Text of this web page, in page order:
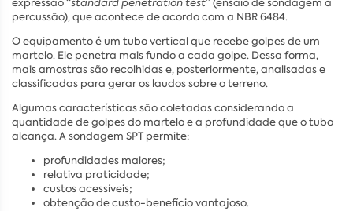
expressão “standard penetration test” (ensaio de sondagem a
percussão), que acontece de acordo com a NBR 6484.
O equipamento é um tubo vertical que recebe golpes de um
martelo. Ele penetra mais fundo a cada golpe. Dessa forma,
mais amostras são recolhidas e, posteriormente, analisadas e
classificadas para gerar os laudos sobre o terreno.
Algumas características são coletadas considerando a
quantidade de golpes do martelo e a profundidade que o tubo
alcança. A sondagem SPT permite:
profundidades maiores;
relativa praticidade;
custos acessíveis;
obtenção de custo-benefício vantajoso.